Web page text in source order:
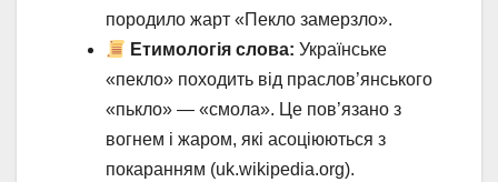
породило жарт «Пекло замерзло».
Етимологія слова: Українське
«пекло» походить від праслов’янського
«пькло» — «смола». Це пов’язано з
вогнем і жаром, які асоціюються з
покаранням (uk.wikipedia.org).